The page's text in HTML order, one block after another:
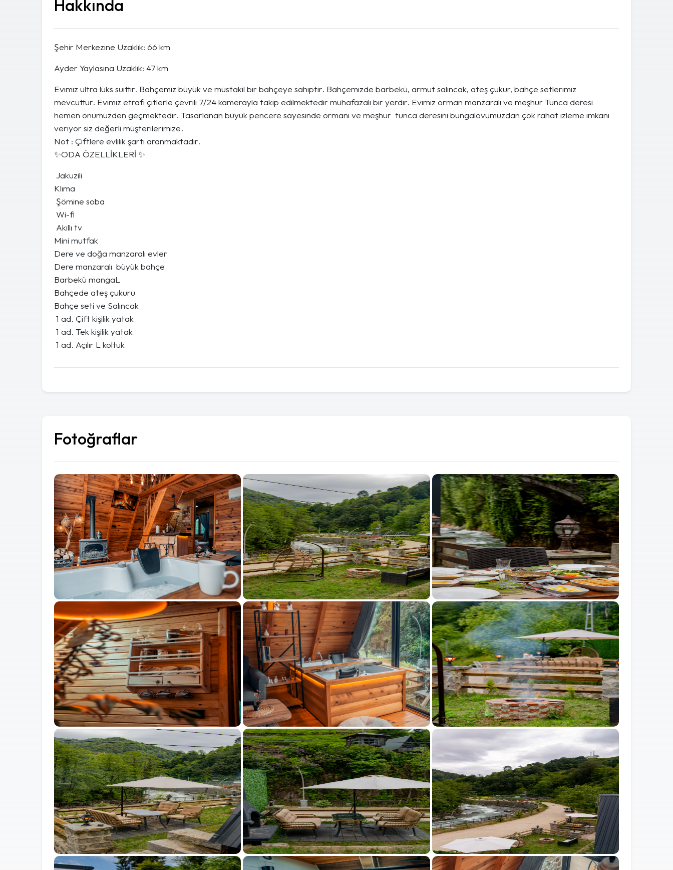
Hakkında
Şehir Merkezine Uzaklık: 66 km
Ayder Yaylasına Uzaklık: 47 km
Evimiz ultra lüks suittir. Bahçemiz büyük ve müstakil bir bahçeye sahiptir. Bahçemizde barbekü, armut salıncak, ateş çukur, bahçe setlerimiz
mevcuttur. Evimiz etrafı çitlerle çevrili 7/24 kamerayla takip edilmektedir muhafazalı bir yerdir. Evimiz orman manzaralı ve meşhur Tunca deresi
hemen önümüzden geçmektedir. Tasarlanan büyük pencere sayesinde ormanı ve meşhur tunca deresini bungalovumuzdan çok rahat izleme imkanı
veriyor siz değerli müşterilerimize.
Not : Çiftlere evlilik şartı aranmaktadır.
✨ODA ÖZELLİKLERİ ✨
Jakuzili
Klıma
Şömine soba
Wi-fi
Akıllı tv
Mini mutfak
Dere ve doğa manzaralı evler
Dere manzaralı büyük bahçe
Barbekü mangaL
Bahçede ateş çukuru
Bahçe seti ve Salıncak
1 ad. Çift kişilik yatak
1 ad. Tek kişilik yatak
1 ad. Açılır L koltuk
Fotoğraflar